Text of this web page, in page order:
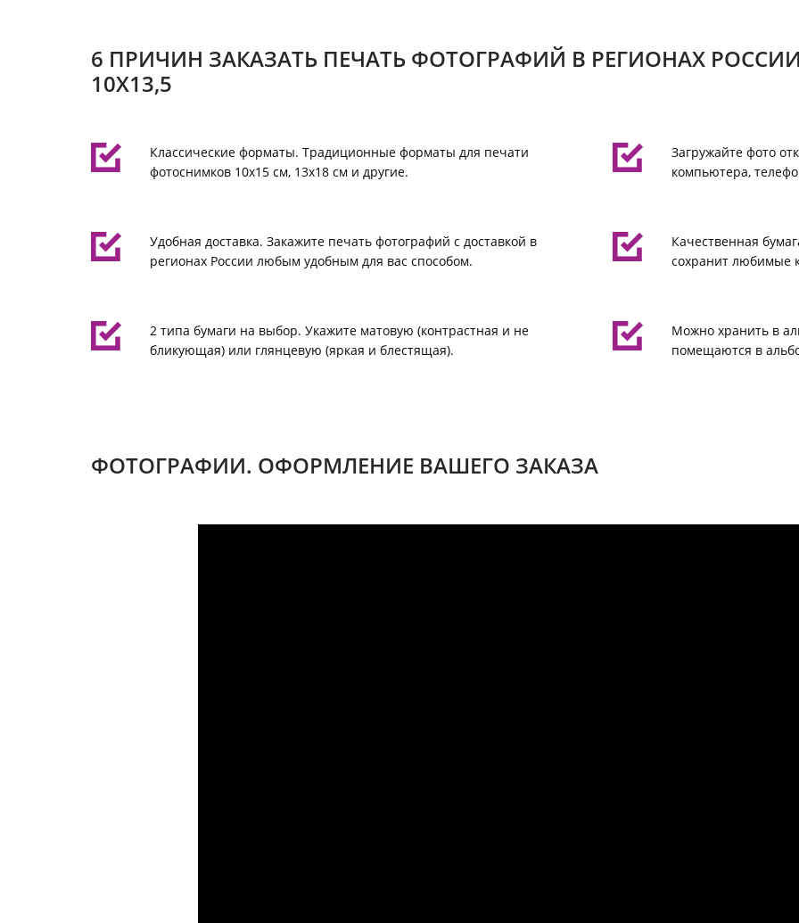
6 ПРИЧИН ЗАКАЗАТЬ ПЕЧАТЬ ФОТОГРАФИЙ В РЕГИОНАХ
10Х13,5
Классические форматы. Традиционные форматы для печати
фотоснимков 10х15 см, 13х18 см и другие.
Загружайте фото
компьютера,
Удобная доставка. Закажите печать фотографий с доставкой в
регионах России любым удобным для вас способом.
Качественная
сохранит любимые
2 типа бумаги на выбор. Укажите матовую (контрастная и не
бликующая) или глянцевую (яркая и блестящая).
Можно хранить в
помещаются в
ФОТОГРАФИИ. ОФОРМЛЕНИЕ ВАШЕГО ЗАКАЗА